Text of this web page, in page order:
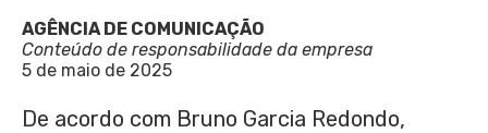
AGÊNCIA DE COMUNICAÇÃO
Conteúdo de responsabilidade da empresa
5 de maio de 2025
De acordo com Bruno Garcia Redondo,